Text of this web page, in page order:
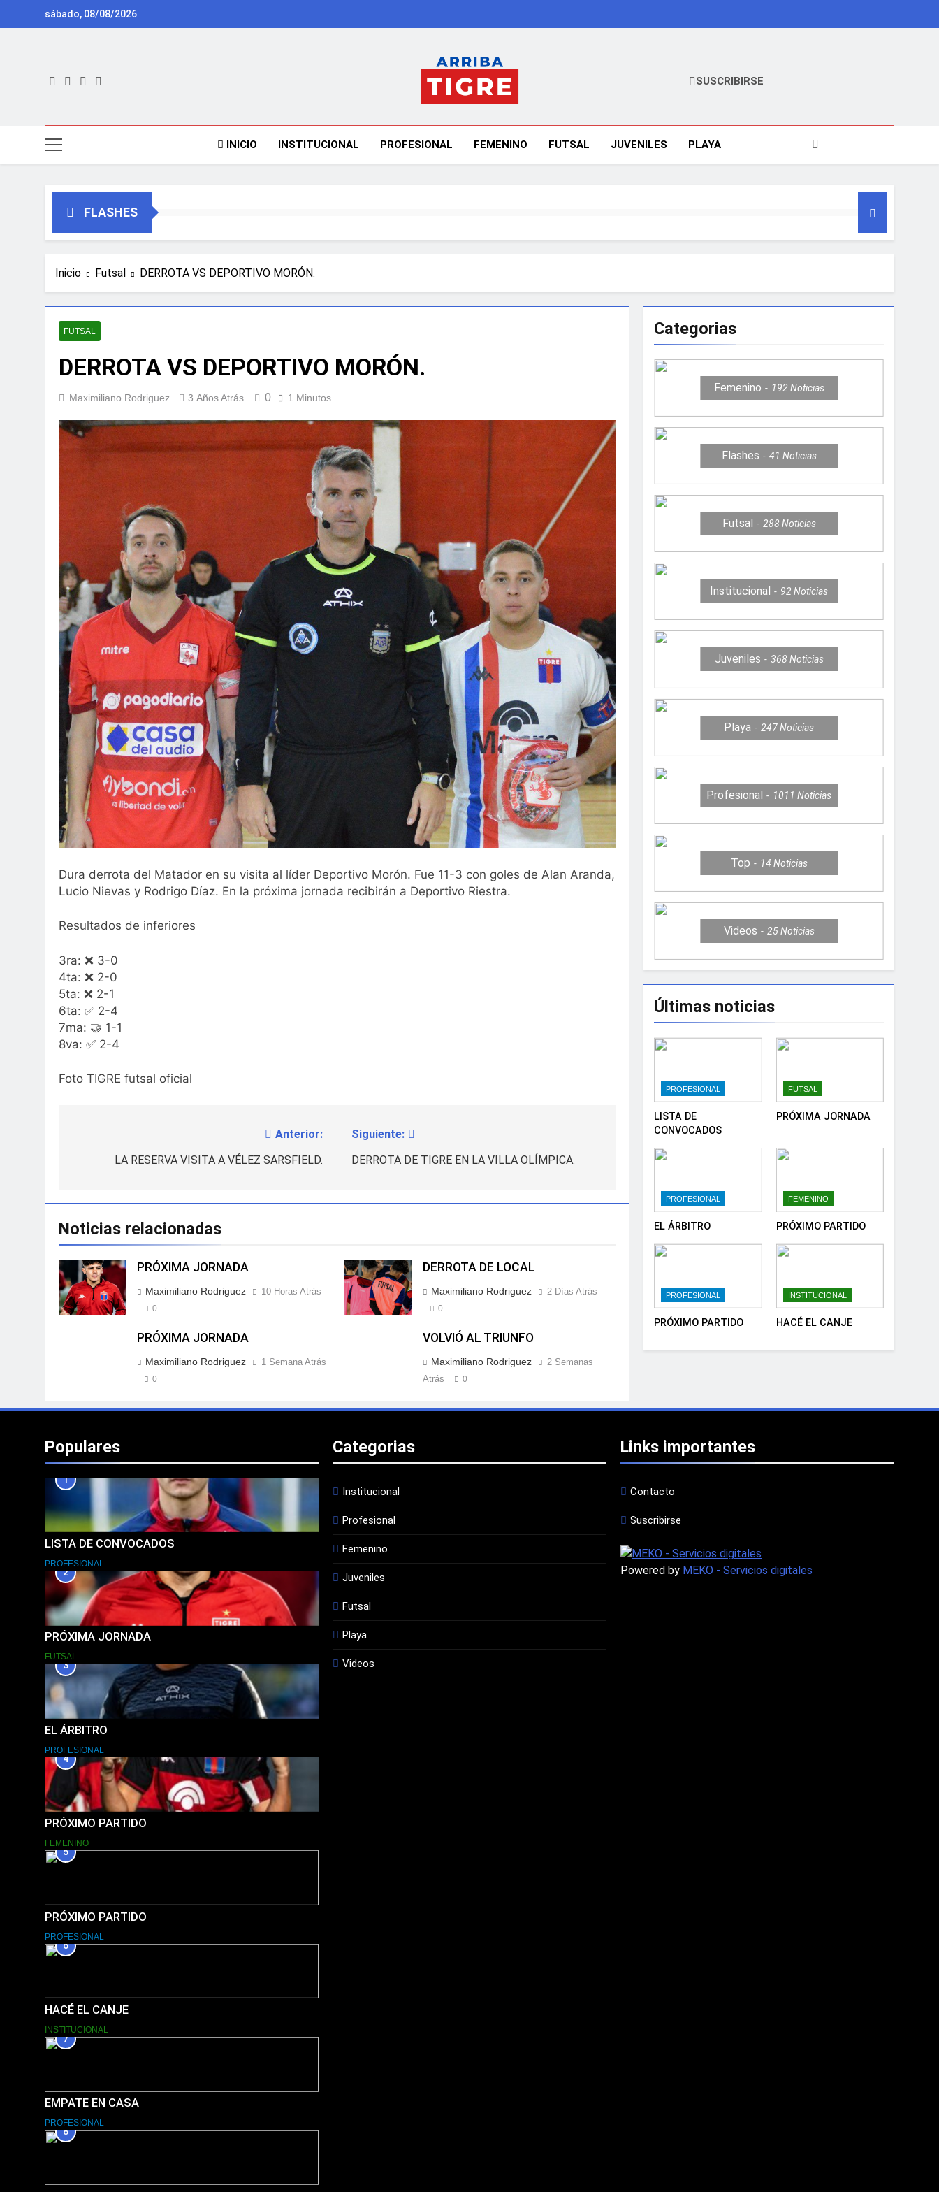
sábado, 08/08/2026
Arriba Tigre
SUSCRIBIRSE
INICIO INSTITUCIONAL PROFESIONAL FEMENINO FUTSAL JUVENILES PLAYA
FLASHES
Inicio Futsal DERROTA VS DEPORTIVO MORÓN.
FUTSAL
DERROTA VS DEPORTIVO MORÓN.
Maximiliano Rodriguez 3 Años Atrás 0 1 Minutos
Dura derrota del Matador en su visita al líder Deportivo Morón. Fue 11-3 con goles de Alan Aranda,
Lucio Nievas y Rodrigo Díaz. En la próxima jornada recibirán a Deportivo Riestra.
Resultados de inferiores
3ra: ❌ 3-0
4ta: ❌ 2-0
5ta: ❌ 2-1
6ta: ✅ 2-4
7ma: 🤝 1-1
8va: ✅ 2-4
Foto TIGRE futsal oficial
Anterior:
LA RESERVA VISITA A VÉLEZ SARSFIELD.
Siguiente:
DERROTA DE TIGRE EN LA VILLA OLÍMPICA.
Noticias relacionadas
PRÓXIMA JORNADA
Maximiliano Rodriguez 10 Horas Atrás
0
DERROTA DE LOCAL
Maximiliano Rodriguez 2 Días Atrás
0
PRÓXIMA JORNADA
Maximiliano Rodriguez 1 Semana Atrás
0
VOLVIÓ AL TRIUNFO
Maximiliano Rodriguez
2 Semanas
Atrás
0
Categorias
Femenino 192 Noticias
Flashes 41 Noticias
Futsal 288 Noticias
Institucional 92Noticias
Juveniles 368 Noticias
Playa 247Noticias
Profesional 1011Noticias
Top 14 Noticias
Videos 25Noticias
Últimas noticias
PROFESIONAL
LISTA DE
CONVOCADOS
FUTSAL
PRÓXIMA JORNADA
PROFESIONAL
EL ÁRBITRO
FEMENINO
PRÓXIMO PARTIDO
PROFESIONAL
PRÓXIMO PARTIDO
INSTITUCIONAL
HACÉ EL CANJE
Populares
1
LISTA DE CONVOCADOS
PROFESIONAL
2
PRÓXIMA JORNADA
FUTSAL
3
EL ÁRBITRO
PROFESIONAL
4
PRÓXIMO PARTIDO
FEMENINO
5
PRÓXIMO PARTIDO
PROFESIONAL
6
HACÉ EL CANJE
INSTITUCIONAL
7
EMPATE EN CASA
PROFESIONAL
8
Categorias
Institucional
Profesional
Femenino
Juveniles
Futsal
Playa
Videos
Links importantes
Contacto
Suscribirse
Powered by MEKO - Servicios digitales